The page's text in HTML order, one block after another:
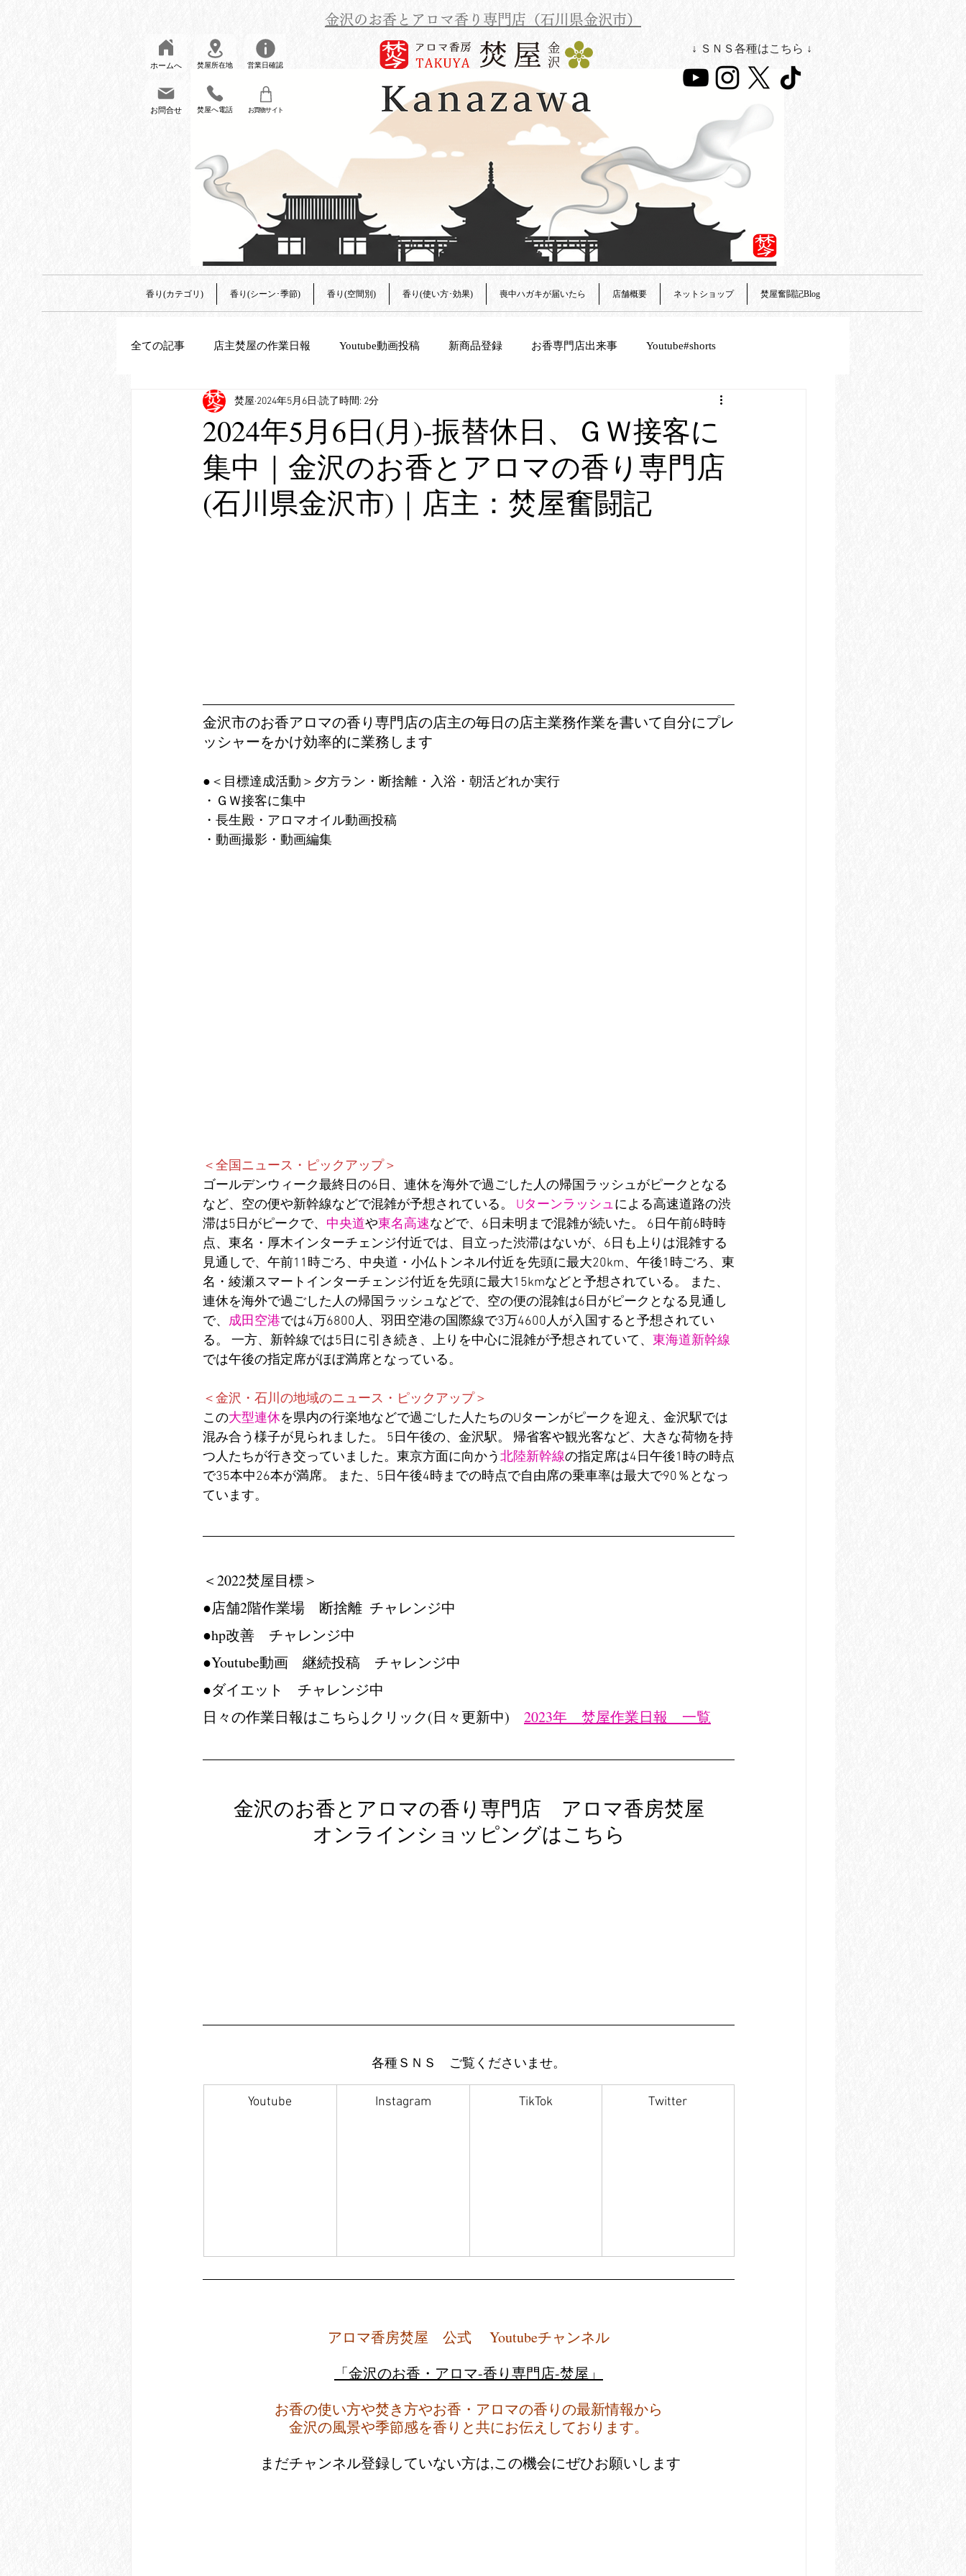
金沢のお香とアロマ香り専門店（石川県金沢市）
ホームへ 焚屋所在地 営業日確認
お問合せ 焚屋へ電話 お買物サイト
↓ ＳＮＳ各種はこちら ↓
香り(カテゴリ) 香り(シーン･季節) 香り(空間別) 香り(使い方･効果) 喪中ハガキが届いたら 店舗概要 ネットショップ 焚屋奮闘記Blog
全ての記事 店主焚屋の作業日報 Youtube動画投稿 新商品登録 お香専門店出来事 Youtube#shorts
追加新商品登録
2024年5月6日(月)-振替休日、ＧＷ接客に
集中｜金沢のお香とアロマの香り専門店
(石川県金沢市)｜店主：焚屋奮闘記
焚屋 2024年5月6日 読了時間: 2分
金沢市のお香アロマの香り専門店の店主の毎日の店主業務作業を書いて自分にプレ
ッシャーをかけ効率的に業務します
●＜目標達成活動＞夕方ラン・断捨離・入浴・朝活どれか実行
・ＧＷ接客に集中
・長生殿・アロマオイル動画投稿
・動画撮影・動画編集
＜全国ニュース・ピックアップ＞
ゴールデンウィーク最終日の6日、連休を海外で過ごした人の帰国ラッシュがピークとなる
など、空の便や新幹線などで混雑が予想されている。 Uターンラッシュによる高速道路の渋
滞は5日がピークで、 中央道や東名高速などで、6日未明まで混雑が続いた。 6日午前6時時
点、東名・厚木インターチェンジ付近では、目立った渋滞はないが、6日も上りは混雑する
見通しで、午前11時ごろ、中央道・小仏トンネル付近を先頭に最大20km、午後1時ごろ、東
名・綾瀬スマートインターチェンジ付近を先頭に最大15kmなどと予想されている。 また、
連休を海外で過ごした人の帰国ラッシュなどで、空の便の混雑は6日がピークとなる見通し
で、 成田空港では4万6800人、羽田空港の国際線で3万4600人が入国すると予想されてい
る。 一方、新幹線では5日に引き続き、上りを中心に混雑が予想されていて、 東海道新幹線
では午後の指定席がほぼ満席となっている。
＜金沢・石川の地域のニュース・ピックアップ＞
この大型連休を県内の行楽地などで過ごした人たちのUターンがピークを迎え、金沢駅では
混み合う様子が見られました。 5日午後の、金沢駅。 帰省客や観光客など、大きな荷物を持
つ人たちが行き交っていました。東京方面に向かう北陸新幹線の指定席は4日午後1時の時点
で35本中26本が満席。 また、5日午後4時までの時点で自由席の乗車率は最大で90％となっ
ています。
＜2022焚屋目標＞
●店舗2階作業場　断捨離  チャレンジ中
●hp改善　チャレンジ中
●Youtube動画　継続投稿　チャレンジ中
●ダイエット　チャレンジ中
日々の作業日報はこちら↓クリック(日々更新中) 2023年　焚屋作業日報　一覧
金沢のお香とアロマの香り専門店　アロマ香房焚屋
オンラインショッピングはこちら
各種ＳＮＳ　ご覧くださいませ。
Youtube Instagram TikTok Twitter
アロマ香房焚屋　公式　 Youtubeチャンネル
「金沢のお香・アロマ-香り専門店-焚屋」
お香の使い方や焚き方やお香・アロマの香りの最新情報から
金沢の風景や季節感を香りと共にお伝えしております。
まだチャンネル登録していない方は,この機会にぜひお願いします